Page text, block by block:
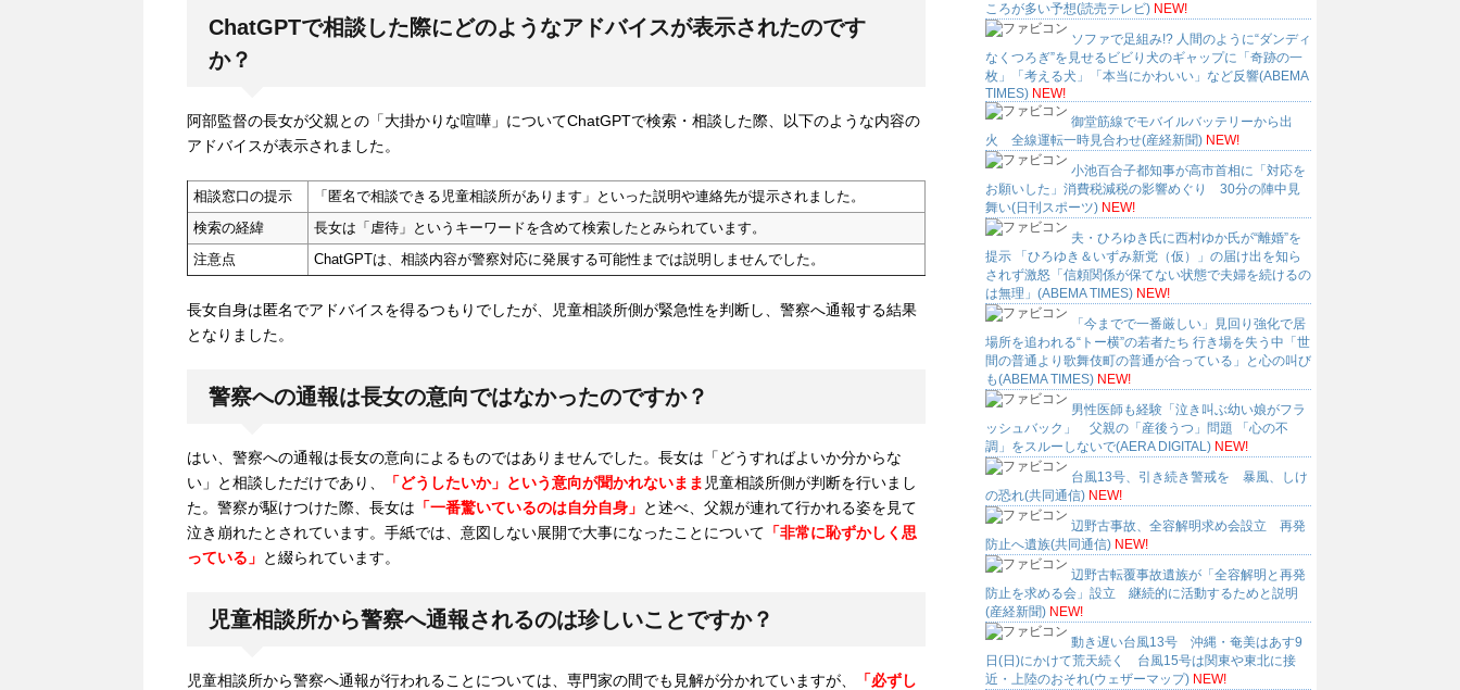
ChatGPTで相談した際にどのようなアドバイスが表示されたのです
か？
阿部監督の長女が父親との「大掛かりな喧嘩」についてChatGPTで検索・相談した際、以下のような内容の
アドバイスが表示されました。
相談窓口の提示
「匿名で相談できる児童相談所があります」といった説明や連絡先が提示されました。
検索の経緯
長女は「虐待」というキーワードを含めて検索したとみられています。
注意点
ChatGPTは、相談内容が警察対応に発展する可能性までは説明しませんでした。
長女自身は匿名でアドバイスを得るつもりでしたが、児童相談所側が緊急性を判断し、警察へ通報する結果
となりました。
警察への通報は長女の意向ではなかったのですか？
はい、警察への通報は長女の意向によるものではありませんでした。長女は「どうすればよいか分からな
い」と相談しただけであり、
「どうしたいか」という意向が聞かれないまま 児童相談所側が判断を行いまし
た。警察が駆けつけた際、長女は 「一番驚いているのは自分自身」 と述べ、父親が連れて行かれる姿を見て
泣き崩れたとされています。手紙では、意図しない展開で大事になったことについて 「非常に恥ずかしく思
っている」 と綴られています。
児童相談所から警察へ通報されるのは珍しいことですか？
児童相談所から警察へ通報が行われることについては、専門家の間でも見解が分かれていますが、
「必ずし
ころが多い予想(読売テレビ) NEW!
ソファで足組み!? 人間のように“ダンディ
なくつろぎ”を見せるビビり犬のギャップに「奇跡の一
枚」「考える犬」「本当にかわいい」など反響(ABEMA
TIMES) NEW!
御堂筋線でモバイルバッテリーから出
火 全線運転一時見合わせ(産経新聞) NEW!
小池百合子都知事が高市首相に「対応を
お願いした」消費税減税の影響めぐり 30分の陣中見
舞い(日刊スポーツ) NEW!
夫・ひろゆき氏に西村ゆか氏が“離婚”を
提示 「ひろゆき＆いずみ新党（仮）」の届け出を知ら
されず激怒「信頼関係が保てない状態で夫婦を続けるの
は無理」(ABEMA TIMES) NEW!
「今までで一番厳しい」見回り強化で居
場所を追われる“トー横”の若者たち 行き場を失う中「世
間の普通より歌舞伎町の普通が合っている」と心の叫び
も(ABEMA TIMES) NEW!
男性医師も経験「泣き叫ぶ幼い娘がフラ
ッシュバック」 父親の「産後うつ」問題 「心の不
調」をスルーしないで(AERA DIGITAL) NEW!
台風13号、引き続き警戒を 暴風、しけ
の恐れ(共同通信) NEW!
辺野古事故、全容解明求め会設立 再発
防止へ遺族(共同通信) NEW!
辺野古転覆事故遺族が「全容解明と再発
防止を求める会」設立 継続的に活動するためと説明
(産経新聞) NEW!
動き遅い台風13号 沖縄・奄美はあす9
日(日)にかけて荒天続く 台風15号は関東や東北に接
近・上陸のおそれ(ウェザーマップ) NEW!